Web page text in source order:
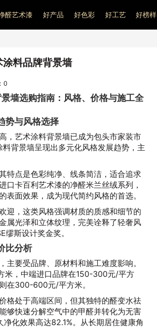
醛艺术漆 好产品 好色彩 好工艺 好榜样
涂料品牌背景墙
0
墙选购指南：风格、价格与施工全
势与风格选择
，艺术涂料背景墙已成为包头市家装市
背景墙呈现出多元化风格发展趋势，主
特点是色彩纯净、线条简洁，适合追求
口卡百利艺术漆的净醛米兰丝绒系列，
面效果，成为现代简约风格的首选。
迎，这类风格强调材质的质感和细节的
属光泽和立体纹理，完美诠释了轻奢风
斯设计奖金奖。
比分析
要受品牌、原材料和施工难度影响。
米，中端进口品牌在150-300元/平方
在300-600元/平方米。
格处于高端区间，但其独特的醛变水祛
够快速分解空气中的甲醛并转化为无害
化效果高达82.1%。从长期居住健康角